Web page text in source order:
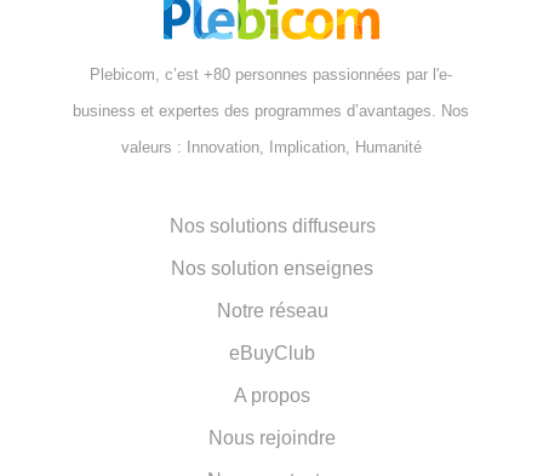
Plebicom, c’est +80 personnes passionnées par l'e-
business et expertes des programmes d’avantages. Nos
valeurs : Innovation, Implication, Humanité
Nos solutions diffuseurs
Nos solution enseignes
Notre réseau
eBuyClub
A propos
Nous rejoindre